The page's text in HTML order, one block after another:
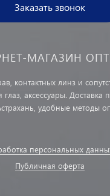
Заказать звонок
МАГАЗИН
контактных линз и
глаз, аксессуары.
удобные методы
персональных
Публичная оферта